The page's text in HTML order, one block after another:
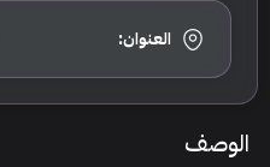
العنوان:
الوصف